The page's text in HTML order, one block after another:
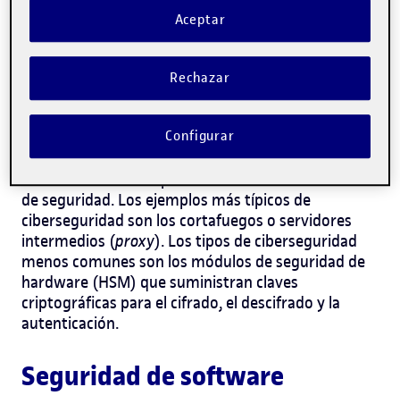
Seguridad de
hardware
De todos los tipos de seguridad informática, la
seguridad de hardware es la que ofrece una
protección más robusta. Además puede ayudar a
los sistemas más importantes como filtro adicional
de seguridad. Los ejemplos más típicos de
ciberseguridad son los cortafuegos o servidores
intermedios (proxy). Los tipos de ciberseguridad
menos comunes son los módulos de seguridad de
hardware (HSM) que suministran claves
criptográficas para el cifrado, el descifrado y la
autenticación.
Seguridad de software
Rechazar
Aceptar
Configurar